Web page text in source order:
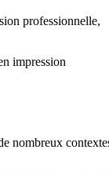
professionnelle,
impression
nombreux